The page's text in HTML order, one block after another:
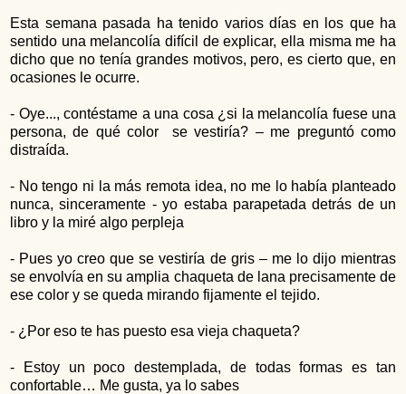
Esta semana pasada ha tenido varios días en los que ha
sentido una melancolía difícil de explicar, ella misma me ha
dicho que no tenía grandes motivos, pero, es cierto que, en
ocasiones le ocurre.
- Oye..., contéstame a una cosa ¿si la melancolía fuese una
persona, de qué color se vestiría? – me preguntó como
distraída.
- No tengo ni la más remota idea, no me lo había planteado
nunca, sinceramente - yo estaba parapetada detrás de un
libro y la miré algo perpleja
- Pues yo creo que se vestiría de gris – me lo dijo mientras
se envolvía en su amplia chaqueta de lana precisamente de
ese color y se queda mirando fijamente el tejido.
- ¿Por eso te has puesto esa vieja chaqueta?
- Estoy un poco destemplada, de todas formas es tan
confortable… Me gusta, ya lo sabes